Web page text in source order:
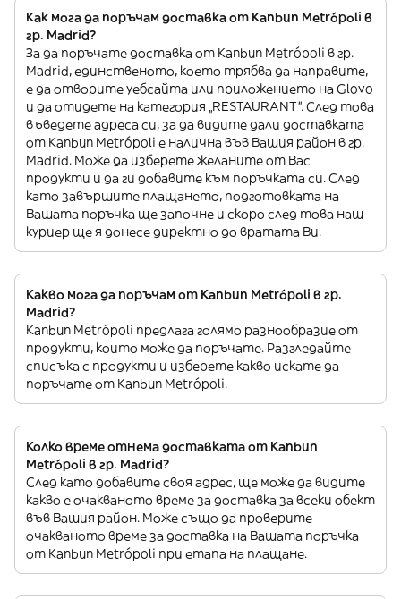
Как мога да поръчам доставка от Kanbun Metrópoli в
гр. Madrid?
За да поръчате доставка от Kanbun Metrópoli в гр.
Madrid, единственото, което трябва да направите,
е да отворите уебсайта или приложението на Glovo
и да отидете на категория „RESTAURANT”. След това
въведете адреса си, за да видите дали доставката
от Kanbun Metrópoli е налична във Вашия район в гр.
Madrid. Може да изберете желаните от Вас
продукти и да ги добавите към поръчката си. След
като завършите плащането, подготовката на
Вашата поръчка ще започне и скоро след това наш
куриер ще я донесе директно до вратата Ви.
Какво мога да поръчам от Kanbun Metrópoli в гр.
Madrid?
Kanbun Metrópoli предлага голямо разнообразие от
продукти, които може да поръчате. Разгледайте
списъка с продукти и изберете какво искате да
поръчате от Kanbun Metrópoli.
Колко време отнема доставката от Kanbun
Metrópoli в гр. Madrid?
След като добавите своя адрес, ще може да видите
какво е очакваното време за доставка за всеки обект
във Вашия район. Може също да проверите
очакваното време за доставка на Вашата поръчка
от Kanbun Metrópoli при етапа на плащане.